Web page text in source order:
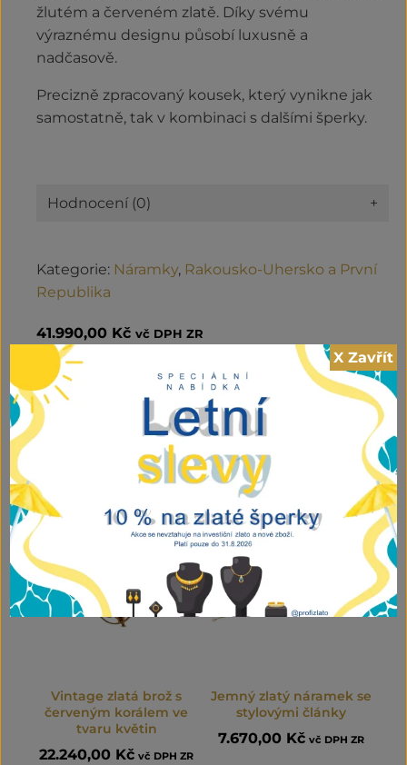
žlutém a červeném zlatě. Díky svému
výraznému designu působí luxusně a
nadčasově.
Precizně zpracovaný kousek, který vynikne jak
samostatně, tak v kombinaci s dalšími šperky.
Hodnocení (0) +
Kategorie: Náramky, Rakousko-Uhersko a První
Republika
41.990,00 Kč vč DPH ZR
Zlatý
článkový
náramek
množství
PŘIDAT DO KOŠÍKU
Související produkty
Vintage zlatá brož s
červeným korálem ve
tvaru květin
22.240,00 Kč vč DPH ZR
Jemný zlatý náramek se
stylovými články
7.670,00 Kč vč DPH ZR
X Zavřít